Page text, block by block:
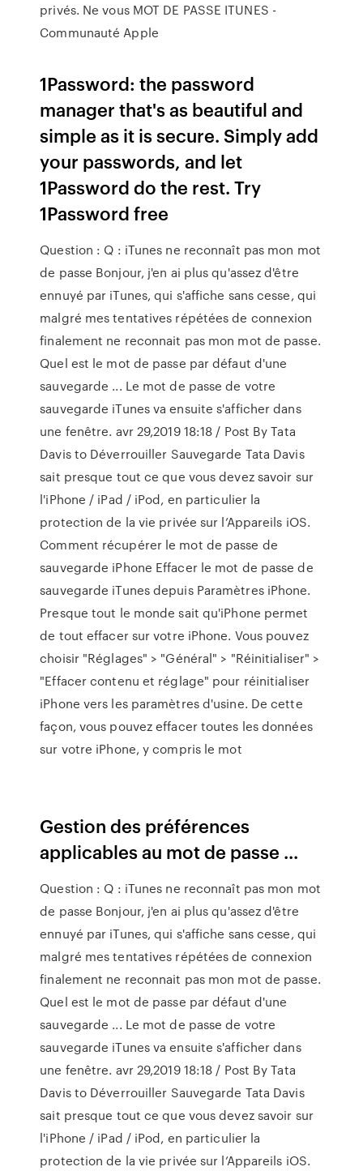
privés. Ne vous MOT DE PASSE ITUNES -
Communauté Apple
1Password: the password
manager that's as beautiful and
simple as it is secure. Simply add
your passwords, and let
1Password do the rest. Try
1Password free
Question : Q : iTunes ne reconnaît pas mon mot
de passe Bonjour, j'en ai plus qu'assez d'être
ennuyé par iTunes, qui s'affiche sans cesse, qui
malgré mes tentatives répétées de connexion
finalement ne reconnait pas mon mot de passe.
Quel est le mot de passe par défaut d'une
sauvegarde ... Le mot de passe de votre
sauvegarde iTunes va ensuite s'afficher dans
une fenêtre. avr 29,2019 18:18 / Post By Tata
Davis to Déverrouiller Sauvegarde Tata Davis
sait presque tout ce que vous devez savoir sur
l'iPhone / iPad / iPod, en particulier la
protection de la vie privée sur l’Appareils iOS.
Comment récupérer le mot de passe de
sauvegarde iPhone Effacer le mot de passe de
sauvegarde iTunes depuis Paramètres iPhone.
Presque tout le monde sait qu'iPhone permet
de tout effacer sur votre iPhone. Vous pouvez
choisir "Réglages" > "Général" > "Réinitialiser" >
"Effacer contenu et réglage" pour réinitialiser
iPhone vers les paramètres d'usine. De cette
façon, vous pouvez effacer toutes les données
sur votre iPhone, y compris le mot
Gestion des préférences
applicables au mot de passe ...
Question : Q : iTunes ne reconnaît pas mon mot
de passe Bonjour, j'en ai plus qu'assez d'être
ennuyé par iTunes, qui s'affiche sans cesse, qui
malgré mes tentatives répétées de connexion
finalement ne reconnait pas mon mot de passe.
Quel est le mot de passe par défaut d'une
sauvegarde ... Le mot de passe de votre
sauvegarde iTunes va ensuite s'afficher dans
une fenêtre. avr 29,2019 18:18 / Post By Tata
Davis to Déverrouiller Sauvegarde Tata Davis
sait presque tout ce que vous devez savoir sur
l'iPhone / iPad / iPod, en particulier la
protection de la vie privée sur l’Appareils iOS.